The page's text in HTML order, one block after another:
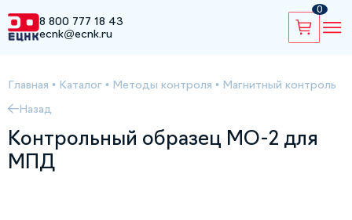
8 800 777 18 43
ecnk@ecnk.ru
0
Главная • Каталог • Методы контроля • Магнитный контроль
Назад
Контрольный образец МО-2 для
МПД